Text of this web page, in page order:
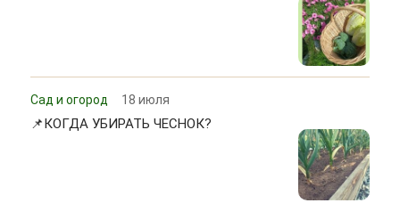
Сад и огород 18 июля
📌КОГДА УБИРАТЬ ЧЕСНОК?